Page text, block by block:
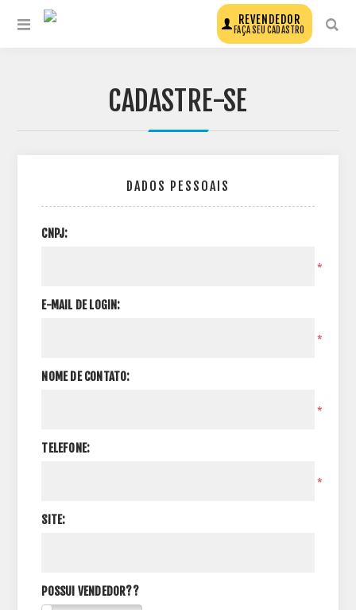
REVENDEDOR
FAÇA SEU CADASTRO
CADASTRE-SE
DADOS PESSOAIS
CNPJ:
*
E-MAIL DE LOGIN:
*
NOME DE CONTATO:
*
TELEFONE:
*
SITE:
POSSUI VENDEDOR??